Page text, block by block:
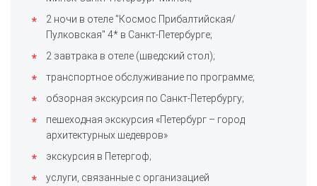
2 ночи в отеле "Космос Прибалтийская/
Пулковская" 4* в Санкт-Петербурге;
2 завтрака в отеле (шведский стол);
транспортное обслуживание по программе;
обзорная экскурсия по Санкт-Петербургу;
пешеходная экскурсия «Петербург – город
архитектурных шедевров»
экскурсия в Петергоф;
услуги, связанные с организацией